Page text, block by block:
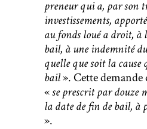
preneur qui a, par son
investissements,
au fonds loué a droit, à
bail, à une indemnité
quelle que soit la
bail». Cette
«se prescrit par douze
la date de fin de bail, à
».